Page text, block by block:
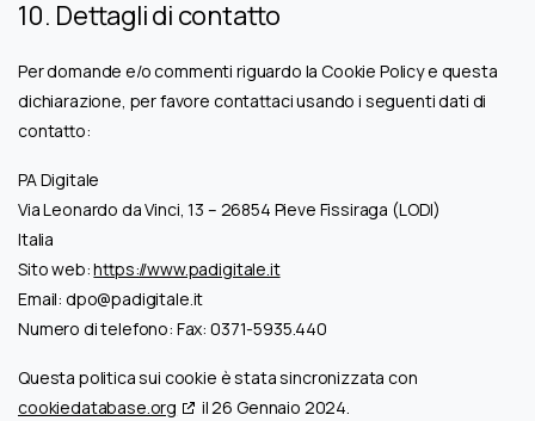
10. Dettagli di contatto
Per domande e/o commenti riguardo la Cookie Policy e questa
dichiarazione, per favore contattaci usando i seguenti dati di
contatto:
PA Digitale
Via Leonardo da Vinci, 13 – 26854 Pieve Fissiraga (LODI)
Italia
Sito web:https://www.padigitale.it
Email: dpo@padigitale.it
Numero di telefono: Fax: 0371-5935.440
Questa politica sui cookie è stata sincronizzata con
cookiedatabase.org
il 26 Gennaio 2024.